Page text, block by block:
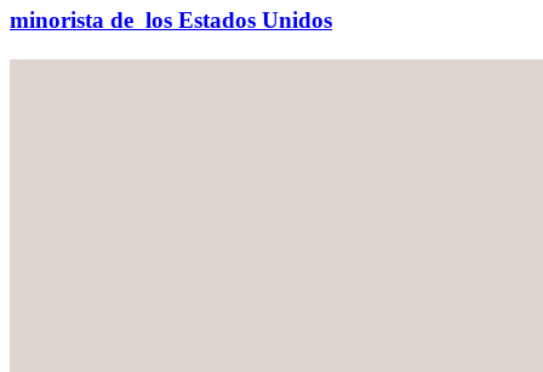
minorista de los Estados Unidos